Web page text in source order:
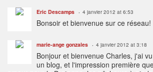
Eric Descamps 4 janvier 2012 at 6:53
Bonsoir et bienvenue sur ce réseau!
marie-ange gonzales 4 janvier 2012 at 3:18
Bonjour et bienvenue Charles, j'ai
un blog, et l'impression première